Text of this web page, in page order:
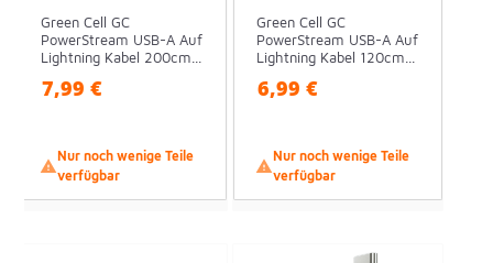
Green Cell GC
PowerStream USB-A Auf
Lightning Kabel 200cm...
7,99 €

Nur noch wenige Teile
verfügbar
Green Cell GC
PowerStream USB-A Auf
Lightning Kabel 120cm...
6,99 €

Nur noch wenige Teile
verfügbar